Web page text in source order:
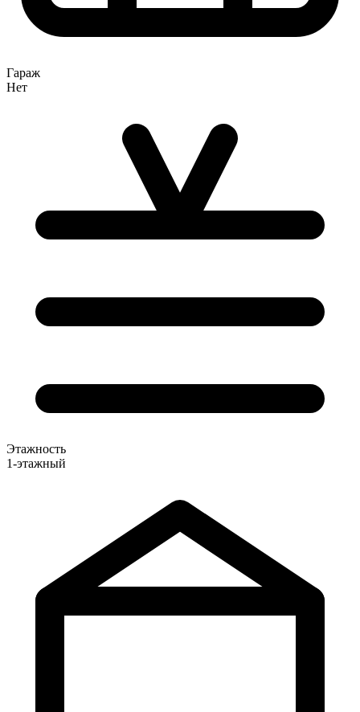
Гараж
Нет
Этажность
1-этажный